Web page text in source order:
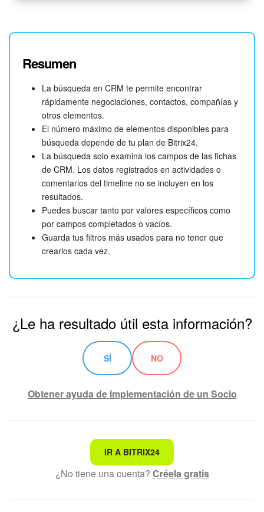
Resumen
La búsqueda en CRM te permite encontrar
rápidamente negociaciones, contactos, compañías y
otros elementos.
El número máximo de elementos disponibles para
búsqueda depende de tu plan de Bitrix24.
La búsqueda solo examina los campos de las fichas
de CRM. Los datos registrados en actividades o
comentarios del timeline no se incluyen en los
resultados.
Puedes buscar tanto por valores específicos como
por campos completados o vacíos.
Guarda tus filtros más usados para no tener que
crearlos cada vez.
¿Le ha resultado útil esta información?
SÍ NO
Obtener ayuda de implementación de un Socio
No es lo que estoy buscando
Texto complicado e incomprensible
La información está desactualizada
IR A BITRIX24
¿No tiene una cuenta? Créela gratis